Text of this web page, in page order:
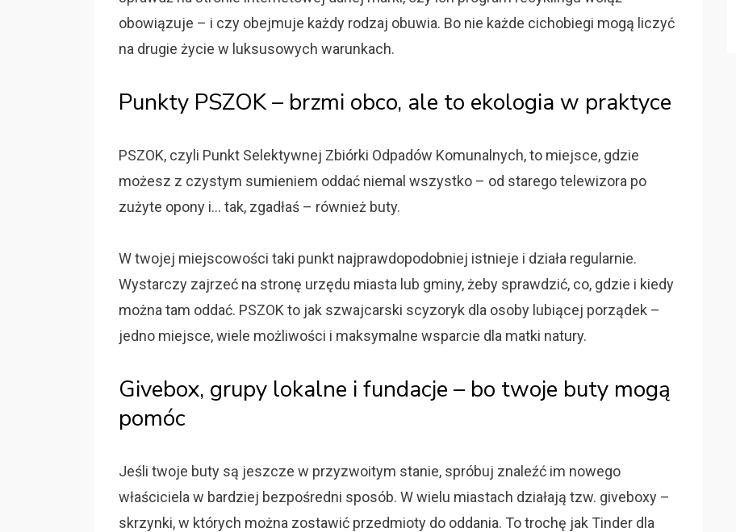
obowiązuje – i czy obejmuje każdy rodzaj obuwia. Bo nie każde cichobiegi mogą liczyć
na drugie życie w luksusowych warunkach.
Punkty PSZOK – brzmi obco, ale to ekologia w praktyce
PSZOK, czyli Punkt Selektywnej Zbiórki Odpadów Komunalnych, to miejsce, gdzie
możesz z czystym sumieniem oddać niemal wszystko – od starego telewizora po
zużyte opony i… tak, zgadłaś – również buty.
W twojej miejscowości taki punkt najprawdopodobniej istnieje i działa regularnie.
Wystarczy zajrzeć na stronę urzędu miasta lub gminy, żeby sprawdzić, co, gdzie i kiedy
można tam oddać. PSZOK to jak szwajcarski scyzoryk dla osoby lubiącej porządek –
jedno miejsce, wiele możliwości i maksymalne wsparcie dla matki natury.
Givebox, grupy lokalne i fundacje – bo twoje buty mogą
pomóc
Jeśli twoje buty są jeszcze w przyzwoitym stanie, spróbuj znaleźć im nowego
właściciela w bardziej bezpośredni sposób. W wielu miastach działają tzw. giveboxy –
skrzynki, w których można zostawić przedmioty do oddania. To trochę jak Tinder dla